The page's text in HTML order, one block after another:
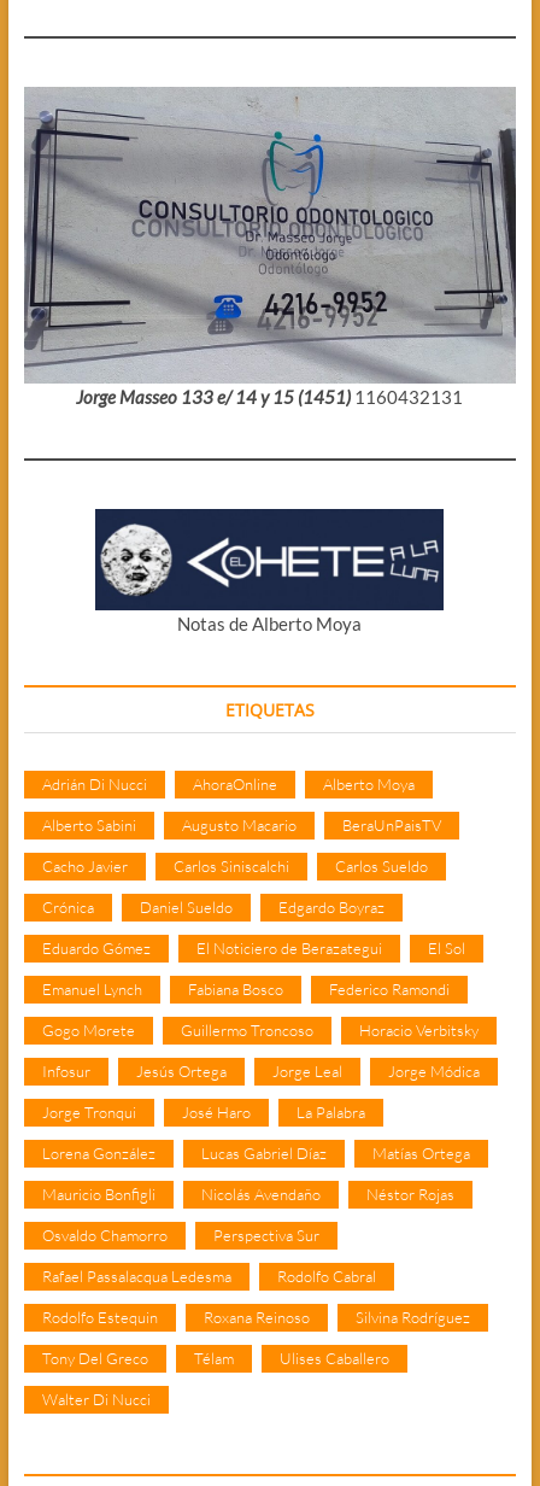
Jorge Masseo 133 e/ 14 y 15 (1451) 1160432131
Notas de Alberto Moya
ETIQUETAS
Adrián Di Nucci AhoraOnline Alberto Moya
Alberto Sabini Augusto Macario BeraUnPaisTV
Cacho Javier Carlos Siniscalchi Carlos Sueldo
Crónica Daniel Sueldo Edgardo Boyraz
Eduardo Gómez El Noticiero de Berazategui El Sol
Emanuel Lynch Fabiana Bosco Federico Ramondi
Gogo Morete Guillermo Troncoso Horacio Verbitsky
Infosur Jesús Ortega Jorge Leal Jorge Módica
Jorge Tronqui José Haro La Palabra
Lorena González Lucas Gabriel Díaz Matías Ortega
Mauricio Bonfigli Nicolás Avendaño Néstor Rojas
Osvaldo Chamorro Perspectiva Sur
Rafael Passalacqua Ledesma Rodolfo Cabral
Rodolfo Estequin Roxana Reinoso Silvina Rodríguez
Tony Del Greco Télam Ulises Caballero
Walter Di Nucci